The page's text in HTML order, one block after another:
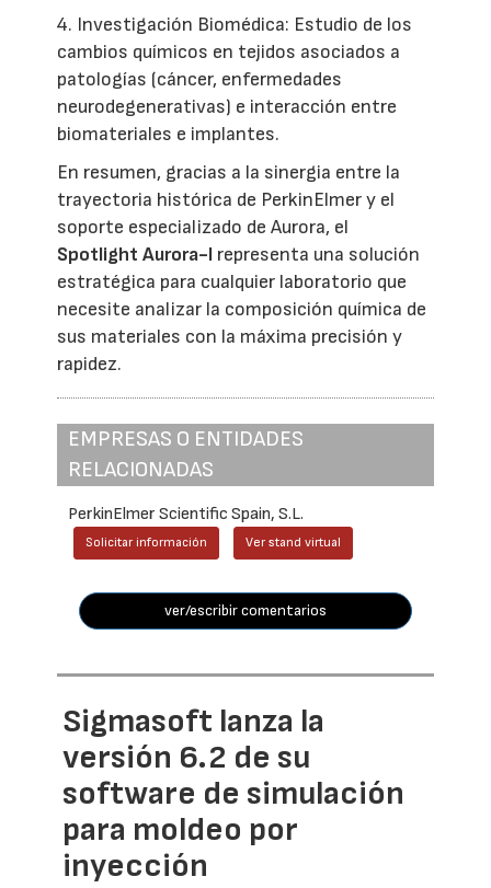
4. Investigación Biomédica: Estudio de los
cambios químicos en tejidos asociados a
patologías (cáncer, enfermedades
neurodegenerativas) e interacción entre
biomateriales e implantes.
En resumen, gracias a la sinergia entre la
trayectoria histórica de PerkinElmer y el
soporte especializado de Aurora, el
Spotlight Aurora-I representa una solución
estratégica para cualquier laboratorio que
necesite analizar la composición química de
sus materiales con la máxima precisión y
rapidez.
EMPRESAS O ENTIDADES
RELACIONADAS
PerkinElmer Scientific Spain, S.L.
Solicitar información Ver stand virtual
ver/escribir comentarios
Sigmasoft lanza la
versión 6.2 de su
software de simulación
para moldeo por
inyección